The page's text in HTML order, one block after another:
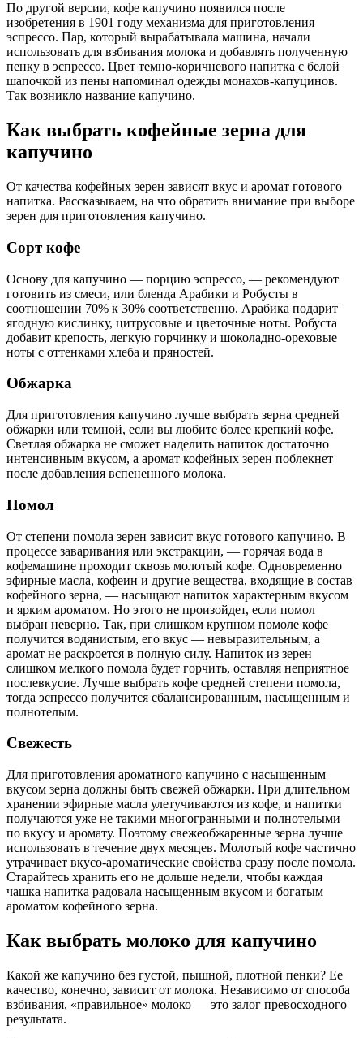
По другой версии, кофе капучино появился после
изобретения в 1901 году механизма для приготовления
эспрессо. Пар, который вырабатывала машина, начали
использовать для взбивания молока и добавлять полученную
пенку в эспрессо. Цвет темно-коричневого напитка с белой
шапочкой из пены напоминал одежды монахов-капуцинов.
Так возникло название капучино.
Как выбрать кофейные зерна для
капучино
От качества кофейных зерен зависят вкус и аромат готового
напитка. Рассказываем, на что обратить внимание при выборе
зерен для приготовления капучино.
Сорт кофе
Основу для капучино — порцию эспрессо, — рекомендуют
готовить из смеси, или бленда Арабики и Робусты в
соотношении 70% к 30% соответственно. Арабика подарит
ягодную кислинку, цитрусовые и цветочные ноты. Робуста
добавит крепость, легкую горчинку и шоколадно-ореховые
ноты с оттенками хлеба и пряностей.
Обжарка
Для приготовления капучино лучше выбрать зерна средней
обжарки или темной, если вы любите более крепкий кофе.
Светлая обжарка не сможет наделить напиток достаточно
интенсивным вкусом, а аромат кофейных зерен поблекнет
после добавления вспененного молока.
Помол
От степени помола зерен зависит вкус готового капучино. В
процессе заваривания или экстракции, — горячая вода в
кофемашине проходит сквозь молотый кофе. Одновременно
эфирные масла, кофеин и другие вещества, входящие в состав
кофейного зерна, — насыщают напиток характерным вкусом
и ярким ароматом. Но этого не произойдет, если помол
выбран неверно. Так, при слишком крупном помоле кофе
получится водянистым, его вкус — невыразительным, а
аромат не раскроется в полную силу. Напиток из зерен
слишком мелкого помола будет горчить, оставляя неприятное
послевкусие. Лучше выбрать кофе средней степени помола,
тогда эспрессо получится сбалансированным, насыщенным и
полнотелым.
Свежесть
Для приготовления ароматного капучино с насыщенным
вкусом зерна должны быть свежей обжарки. При длительном
хранении эфирные масла улетучиваются из кофе, и напитки
получаются уже не такими многогранными и полнотелыми
по вкусу и аромату. Поэтому свежеобжаренные зерна лучше
использовать в течение двух месяцев. Молотый кофе частично
утрачивает вкусо-ароматические свойства сразу после помола.
Старайтесь хранить его не дольше недели, чтобы каждая
чашка напитка радовала насыщенным вкусом и богатым
ароматом кофейного зерна.
Как выбрать молоко для капучино
Какой же капучино без густой, пышной, плотной пенки? Ее
качество, конечно, зависит от молока. Независимо от способа
взбивания, «правильное» молоко — это залог превосходного
результата.